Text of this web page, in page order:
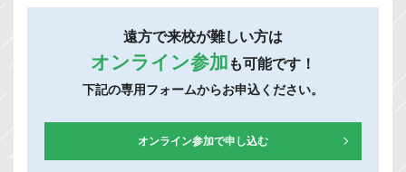
遠方で来校が難しい方は
オンライン参加 も可能です！
下記の専用フォームからお申込ください。
オンライン参加で申し込む